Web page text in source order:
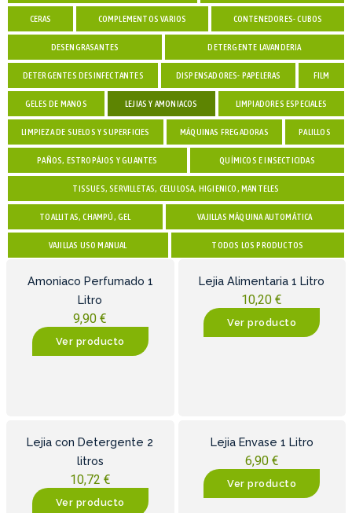
Amoniaco Perfumado 1
Litro
9,90€
Ver producto
Lejia Alimentaria 1 Litro
10,20€
Ver producto
Lejia con Detergente 2
litros
10,72 €
Ver producto
Lejia Envase 1 Litro
6,90 €
Ver producto
CERAS COMPLEMENTOS VARIOS CONTENEDORES- CUBOS
DESENGRASANTES DETERGENTE LAVANDERIA
DETERGENTES DESINFECTANTES DISPENSADORES- PAPELERAS FILM
GELES DE MANOS LEJIAS Y AMONIACOS LIMPIADORES ESPECIALES
LIMPIEZA DE SUELOS Y SUPERFICIES MÁQUINAS FREGADORAS PALILLOS
PAÑOS, ESTROPÁJOS Y GUANTES QUÍMICOS E INSECTICIDAS
TISSUES, SERVILLETAS, CELULOSA, HIGIENICO, MANTELES
TOALLITAS, CHAMPÚ, GEL VAJILLAS MÁQUINA AUTOMÁTICA
VAJILLAS USO MANUAL TODOS LOS PRODUCTOS